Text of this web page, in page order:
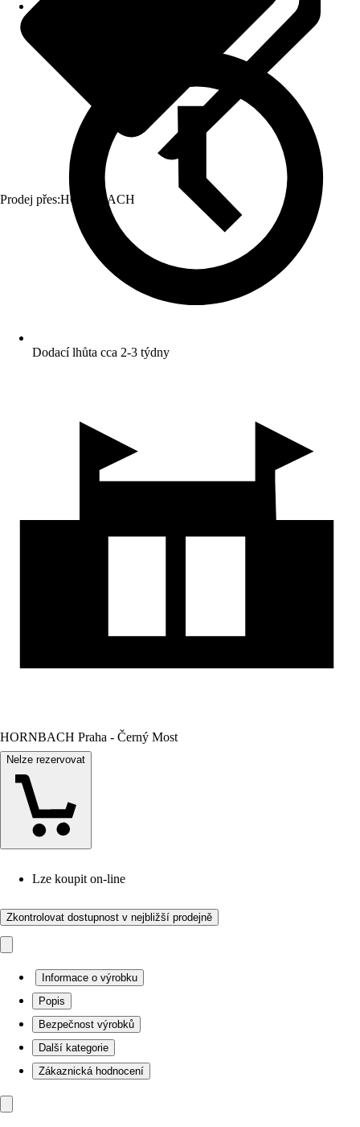
Prodej přes:HORNBACH
Dodací lhůta cca 2-3 týdny
HORNBACH Praha - Černý Most
Nelze rezervovat
Lze koupit on-line
Zkontrolovat dostupnost v nejbližší prodejně
Informace o výrobku
Popis
Bezpečnost výrobků
Další kategorie
Zákaznická hodnocení